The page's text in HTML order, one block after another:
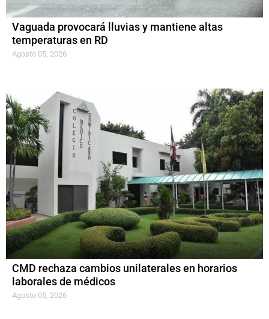
Vaguada provocará lluvias y mantiene altas
temperaturas en RD
Agosto 05, 2026
CMD rechaza cambios unilaterales en horarios
laborales de médicos
Agosto 05, 2026